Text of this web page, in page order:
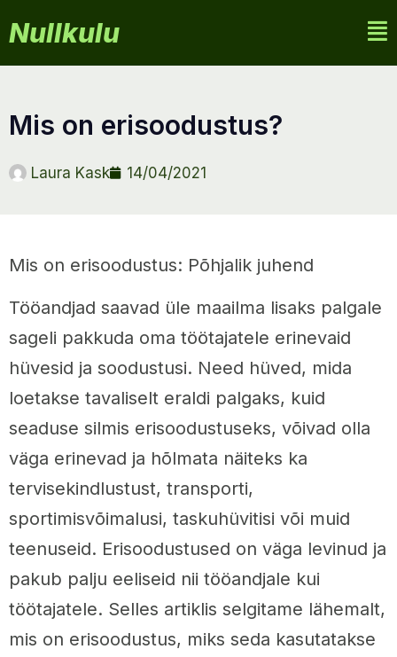
Nullkulu
mis on erisoodustus?
Laura Kask 14/04/2021
Mis on erisoodustus: Põhjalik juhend
Tööandjad saavad üle maailma lisaks palgale
sageli pakkuda oma töötajatele erinevaid
hüvesid ja soodustusi. Need hüved, mida
loetakse tavaliselt eraldi palgaks, kuid
seaduse silmis erisoodustuseks, võivad olla
väga erinevad ja hõlmata näiteks ka
tervisekindlustust, transporti,
sportimisvõimalusi, taskuhüvitisi või muid
teenuseid. Erisoodustused on väga levinud ja
pakub palju eeliseid nii tööandjale kui
töötajatele. Selles artiklis selgitame lähemalt,
mis on erisoodustus, miks seda kasutatakse